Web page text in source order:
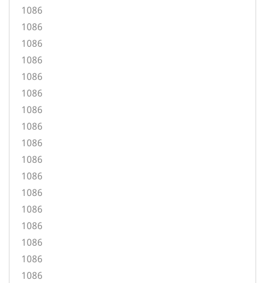
1086
1086
1086
1086
1086
1086
1086
1086
1086
1086
1086
1086
1086
1086
1086
1086
1086